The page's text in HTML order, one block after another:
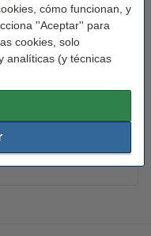
cómo funcionan, y
''Aceptar'' para
cookies, solo
analíticas (y técnicas
en lugar de las